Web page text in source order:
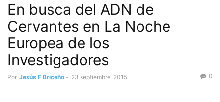
En busca del ADN de
Cervantes en La Noche
Europea de los
Investigadores
Por Jesús F Briceño - 23 septiembre, 2015 0